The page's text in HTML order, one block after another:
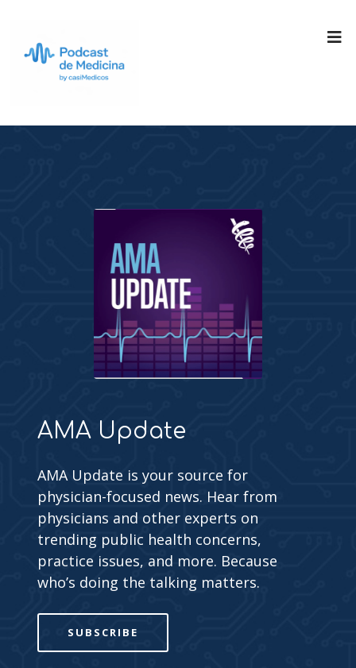
AMA Update
AMA Update is your source for
physician-focused news. Hear from
physicians and other experts on
trending public health concerns,
practice issues, and more. Because
who’s doing the talking matters.
SUBSCRIBE